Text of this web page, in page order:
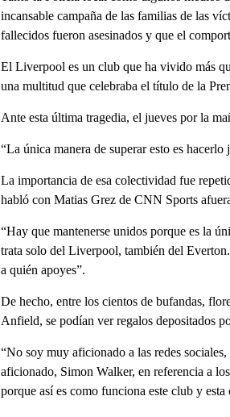
incansable campaña de las familias de las
fallecidos fueron asesinados y que el
El Liverpool es un club que ha vivido más
una multitud que celebraba el título de la
Ante esta última tragedia, el jueves por la
“La única manera de superar esto es
La importancia de esa colectividad fue
habló con Matias Grez de CNN Sports
“Hay que mantenerse unidos porque es la
trata solo del Liverpool, también del
a quién apoyes”.
De hecho, entre los cientos de bufandas,
Anfield, se podían ver regalos depositados
“No soy muy aficionado a las redes
aficionado, Simon Walker, en referencia a
porque así es como funciona este club y esta